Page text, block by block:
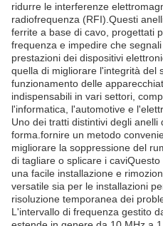
ridurre le interferenze
radiofrequenza (RFI).Questi
ferrite a base di cavo, progettati
frequenza e impedire che
prestazioni dei dispositivi
quella di migliorare l'integrità del
funzionamento delle
indispensabili in vari settori,
l'informatica, l'automotive e
Uno dei tratti distintivi degli
forma.fornire un metodo
migliorare la soppressione del
di tagliare o splicare i
una facile installazione e
versatile sia per le installazioni
risoluzione temporanea dei
L'intervallo di frequenza gestito